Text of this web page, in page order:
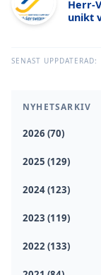
NYHETSARKIV
2026 (70)
2025 (129)
2024 (123)
2023 (119)
2022 (133)
Herr-
unikt
SENAST UPPDATERAD: